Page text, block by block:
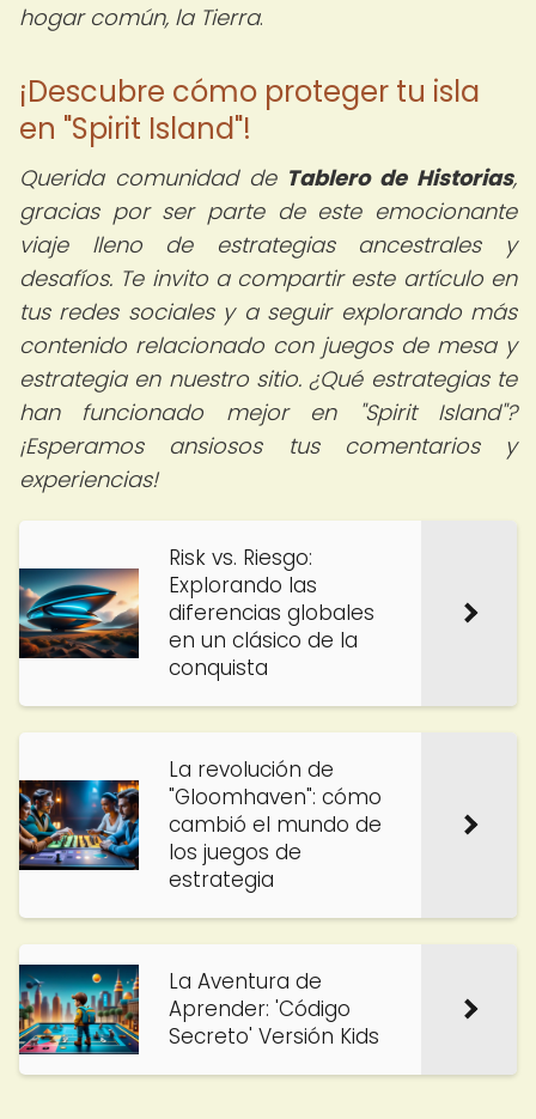
hogar común, la Tierra.
¡Descubre cómo proteger tu isla
en "Spirit Island"!
Querida comunidad de Tablero de Historias,
gracias por ser parte de este emocionante
viaje lleno de estrategias ancestrales y
desafíos. Te invito a compartir este artículo en
tus redes sociales y a seguir explorando más
contenido relacionado con juegos de mesa y
estrategia en nuestro sitio. ¿Qué estrategias te
han funcionado mejor en "Spirit Island"?
¡Esperamos ansiosos tus comentarios y
experiencias! ️
Risk vs. Riesgo:
Explorando las
diferencias globales
en un clásico de la
conquista
La revolución de
"Gloomhaven": cómo
cambió el mundo de
los juegos de
estrategia
La Aventura de
Aprender: 'Código
Secreto' Versión Kids